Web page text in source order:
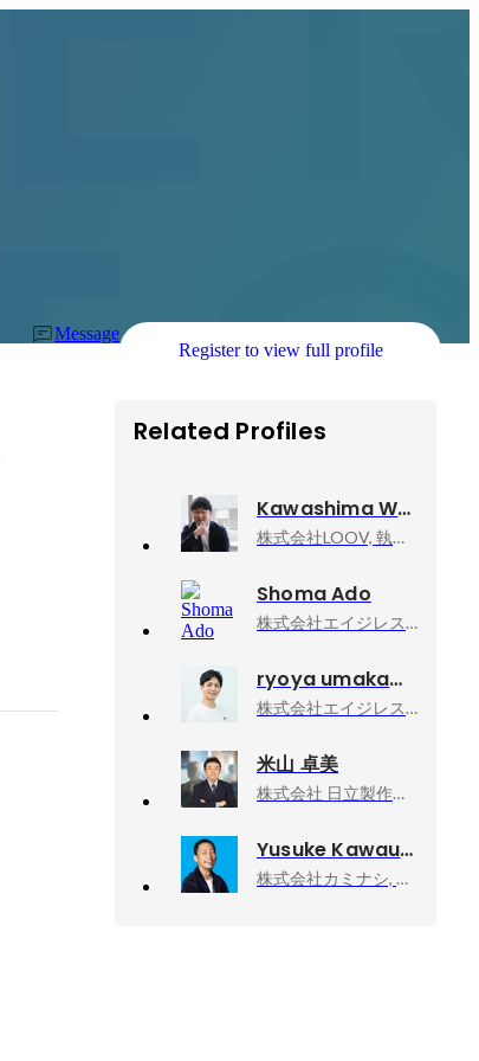
Message
Register to view full profile
Related Profiles
Kawashima Wataru
株式会社LOOV, 執行役員 / VP of CS
Shoma Ado
株式会社エイジレス, 取締役
ryoya umakawa
株式会社エイジレス, 経営管理グループ マネジャー
米山 卓美
株式会社 日立製作所, デジタルシステム＆サービス統括本部 経営戦略統括本部 事業戦略本部 戦略企画第一部 担当部長
Yusuke Kawauchi
株式会社カミナシ, 取締役COO